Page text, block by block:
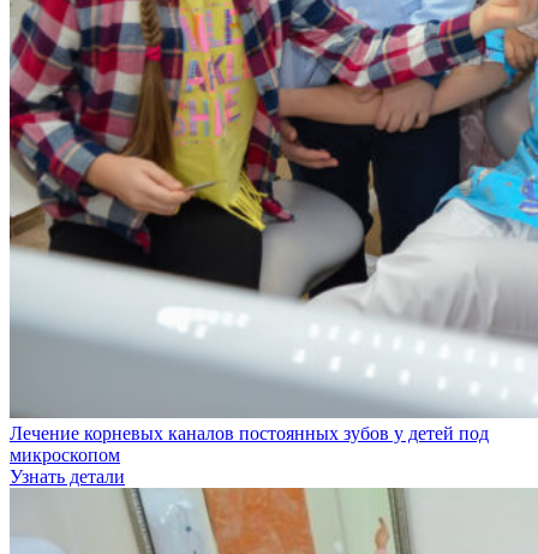
Лечение корневых каналов постоянных зубов у детей под
микроскопом
Узнать детали